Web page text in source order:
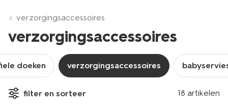
verzorgingsaccessoires
verzorgingsaccessoires
doeken verzorgingsaccessoires
filter en sorteer 18 artikelen
sale